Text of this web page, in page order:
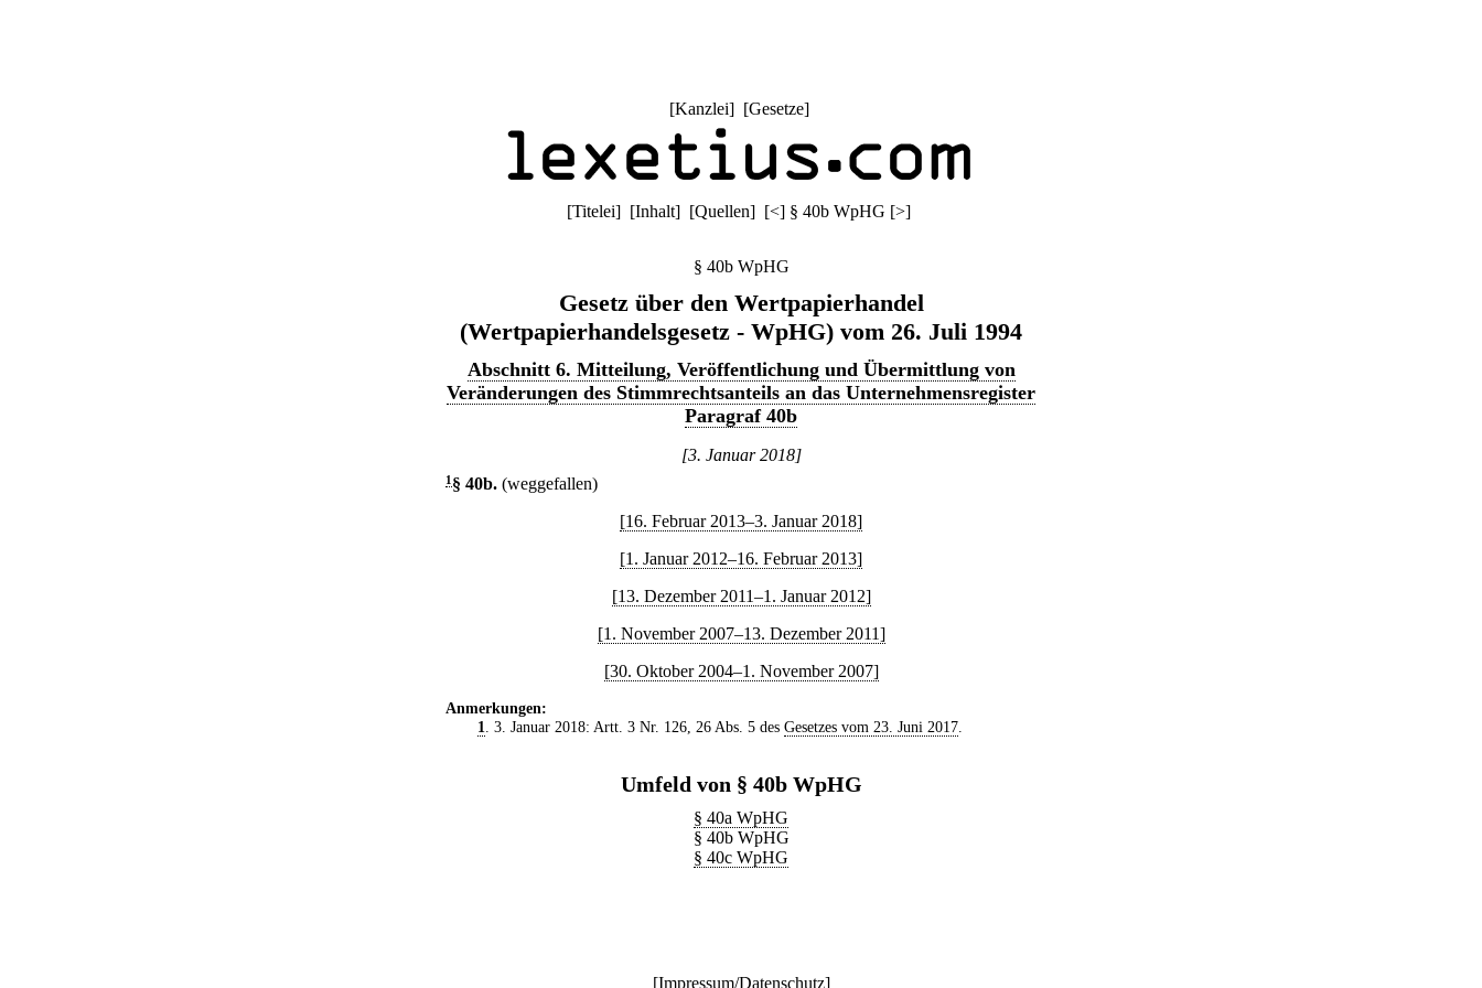
[Kanzlei] [Gesetze]
[Titelei] [Inhalt] [Quellen] [<] § 40b WpHG [>]
§ 40b WpHG
Gesetz über den Wertpapierhandel
(Wertpapierhandelsgesetz - WpHG) vom 26. Juli 1994
Abschnitt 6. Mitteilung, Veröffentlichung und Übermittlung von
Veränderungen des Stimmrechtsanteils an das Unternehmensregister
Paragraf 40b
[3. Januar 2018]
1 § 40b. (weggefallen)
[16. Februar 2013–3. Januar 2018]
[1. Januar 2012–16. Februar 2013]
[13. Dezember 2011–1. Januar 2012]
[1. November 2007–13. Dezember 2011]
[30. Oktober 2004–1. November 2007]
Anmerkungen:
1
. 3. Januar 2018: Artt. 3 Nr. 126, 26 Abs. 5 des Gesetzes vom 23. Juni 2017.
Umfeld von § 40b WpHG
§ 40a WpHG
§ 40b WpHG
§ 40c WpHG
[Impressum/Datenschutz]